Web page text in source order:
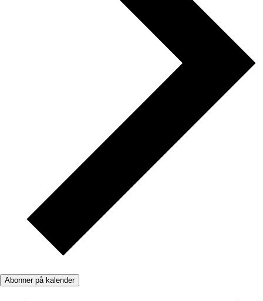
Abonner på kalender